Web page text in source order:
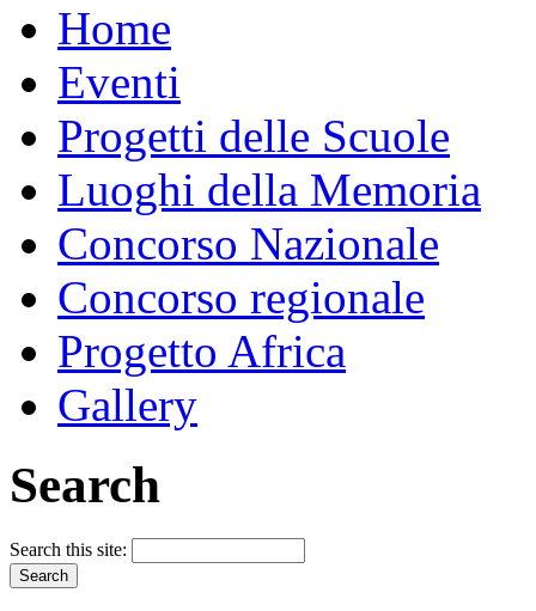
Home
Eventi
Progetti delle Scuole
Luoghi della Memoria
Concorso Nazionale
Concorso regionale
Progetto Africa
Gallery
Search
Search this site: